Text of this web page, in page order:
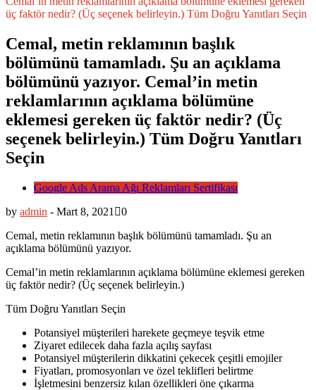
üç faktör nedir? (Üç seçenek belirleyin.) Tüm Doğru Yanıtları Seçin
Cemal, metin reklamının başlık
bölümünü tamamladı. Şu an açıklama
bölümünü yazıyor. Cemal’in metin
reklamlarının açıklama bölümüne
eklemesi gereken üç faktör nedir? (Üç
seçenek belirleyin.) Tüm Doğru Yanıtları
Seçin
Google Ads Arama Ağı Reklamları Sertifikası
by admin - Mart 8, 2021
0
Cemal, metin reklamının başlık bölümünü tamamladı. Şu an
açıklama bölümünü yazıyor.
Cemal’in metin reklamlarının açıklama bölümüne eklemesi gereken
üç faktör nedir? (Üç seçenek belirleyin.)
Tüm Doğru Yanıtları Seçin
Potansiyel müşterileri harekete geçmeye teşvik etme
Ziyaret edilecek daha fazla açılış sayfası
Potansiyel müşterilerin dikkatini çekecek çeşitli emojiler
Fiyatları, promosyonları ve özel teklifleri belirtme
İşletmesini benzersiz kılan özellikleri öne çıkarma